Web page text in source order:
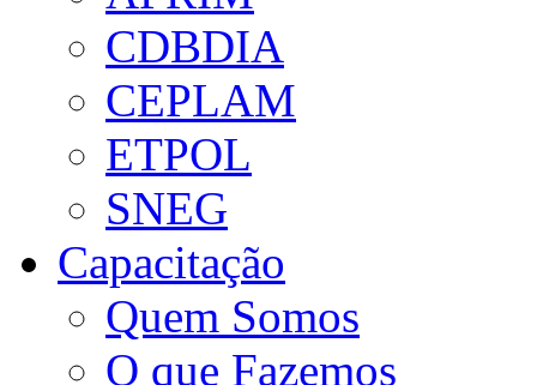
CDBDIA
CEPLAM
ETPOL
SNEG
Capacitação
Quem Somos
O que Fazemos